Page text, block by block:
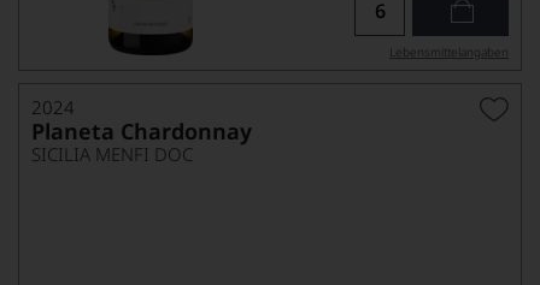
Lebensmittel­angaben
2024
Planeta Chardonnay
SICILIA MENFI DOC